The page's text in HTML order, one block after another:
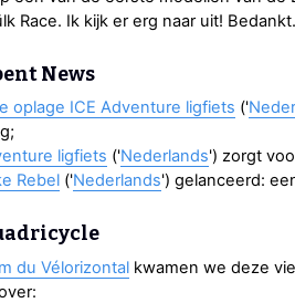
Race. Ik kijk er erg naar uit! Bedankt.
News
oplage ICE Adventure ligfiets ('
ligfiets ('Nederlands') zorgt
Rebel('Nederlands') gelanceerd:
du Vélorizontal kwamen we deze